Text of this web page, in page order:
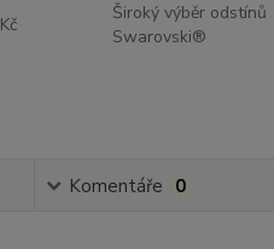
Široký výběr odstínů
Swarovski®
Komentáře 0